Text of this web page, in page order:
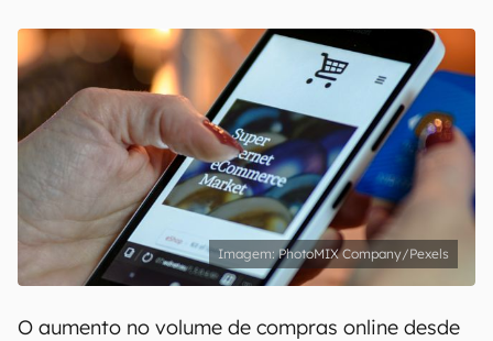
Uso e Política de Privacidade do Canaltech.
PhotoMIX Company/Pexels
O aumento no volume de compras online desde